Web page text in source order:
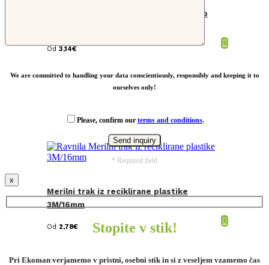
Merilni trak iz reciklirane plastike Grip
Od 3,14€
Merilni trak iz reciklirane plastike
3M/16mm
Od 2,78€
We are committed to handling your data conscientiously, responsibly and keeping it to
ourselves only!
Please, confirm our terms and conditions.
* Required field
x
Stopite v stik!
Pri Ekoman verjamemo v pristni, osebni stik in si z veseljem vzamemo čas